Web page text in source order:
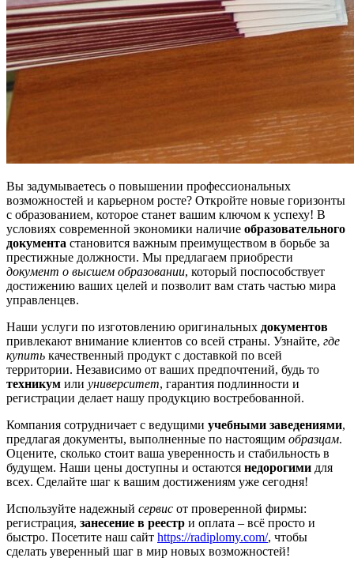
Вы задумываетесь о повышении профессиональных
возможностей и карьерном росте? Откройте новые горизонты
с образованием, которое станет вашим ключом к успеху! В
условиях современной экономики наличие образовательного
документа становится важным преимуществом в борьбе за
престижные должности. Мы предлагаем приобрести
документ о высшем образовании, который поспособствует
достижению ваших целей и позволит вам стать частью мира
управленцев.
Наши услуги по изготовлению оригинальных документов
привлекают внимание клиентов со всей страны. Узнайте, где
купить качественный продукт с доставкой по всей
территории. Независимо от ваших предпочтений, будь то
техникум или университет, гарантия подлинности и
регистрации делает нашу продукцию востребованной.
Компания сотрудничает с ведущими учебными заведениями,
предлагая документы, выполненные по настоящим образцам.
Оцените, сколько стоит ваша уверенность и стабильность в
будущем. Наши цены доступны и остаются недорогими для
всех. Сделайте шаг к вашим достижениям уже сегодня!
Используйте надежный сервис от проверенной фирмы:
регистрация, занесение в реестр и оплата – всё просто и
быстро. Посетите наш сайт https://radiplomy.com/, чтобы
сделать уверенный шаг в мир новых возможностей!